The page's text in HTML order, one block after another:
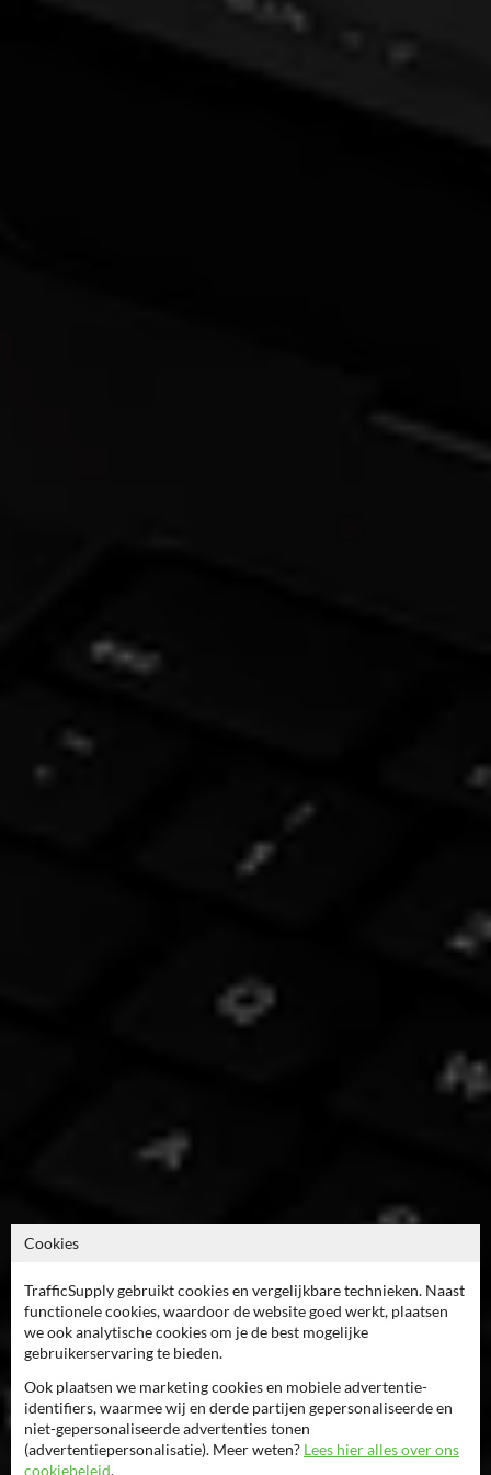
Cookies
TrafficSupply gebruikt cookies en vergelijkbare technieken. Naast
functionele cookies, waardoor de website goed werkt, plaatsen
we ook analytische cookies om je de best mogelijke
gebruikerservaring te bieden.
Ook plaatsen we marketing cookies en mobiele advertentie-
identifiers, waarmee wij en derde partijen gepersonaliseerde en
niet-gepersonaliseerde advertenties tonen
(advertentiepersonalisatie). Meer weten? Lees hier alles over ons
cookiebeleid.